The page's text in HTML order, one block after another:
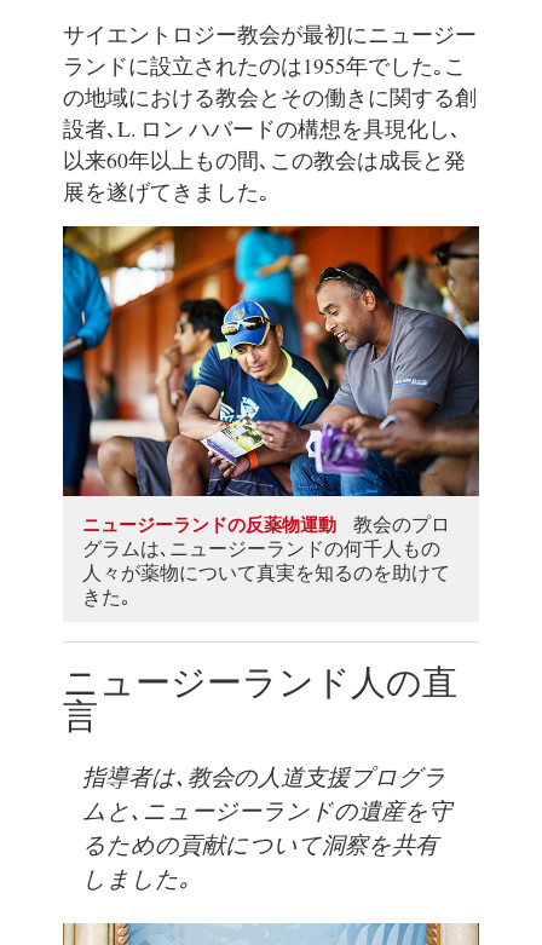
サイエントロジー教会が最初にニュージー
ランドに設立されたのは1955年でした｡こ
の地域における教会とその働きに関する創
設者､L. ロン ハバードの構想を具現化し､
以来60年以上もの間､この教会は成長と発
展を遂げてきました｡
ニュージーランドの反薬物運動
教会のプロ
グラムは､ニュージーランドの何千人もの
人々が薬物について真実を知るのを助けて
きた｡
ニュージーランド人の直
言
指導者は､教会の人道支援プログラ
ムと､ニュージーランドの遺産を守
るための貢献について洞察を共有
しました｡